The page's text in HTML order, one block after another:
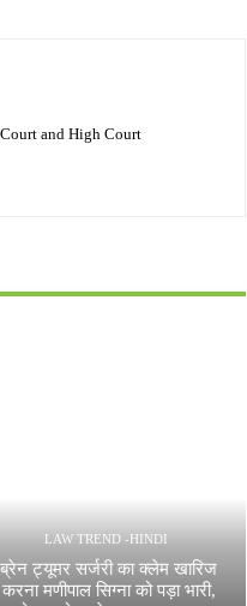
and High Court
LAW TREND -HINDI
ब्रेन ट्यूमर सर्जरी का क्लेम खारिज
करना मणीपाल सिग्ना को पड़ा भारी,